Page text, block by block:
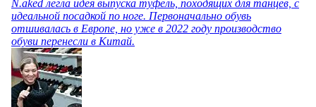
N.aked легла идея выпуска туфель, походящих для танцев, с
идеальной посадкой по ноге. Первоначально обувь
отшивалась в Европе, но уже в 2022 году производство
обуви перенесли в Китай.